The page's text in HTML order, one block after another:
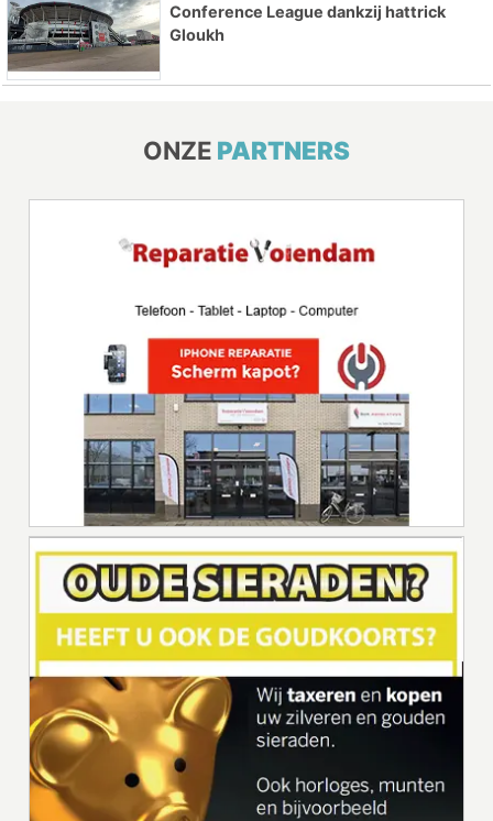
Conference League dankzij hattrick
Gloukh
ONZE PARTNERS